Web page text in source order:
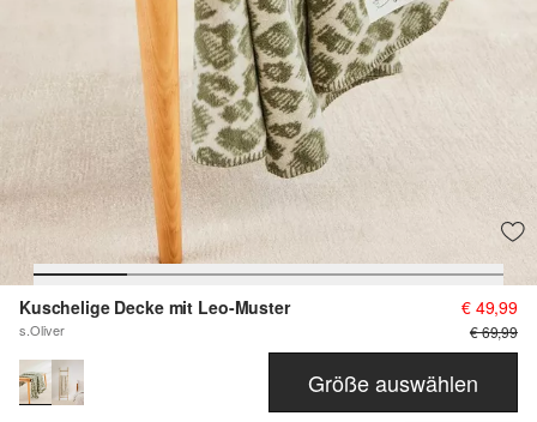
Kuschelige Decke mit Leo-Muster
s.Oliver
€ 49,99
€ 69,99
Größe auswählen